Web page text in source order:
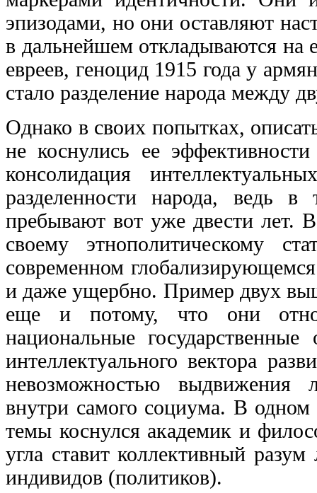
эпизодами, но они оставляют
в дальнейшем откладываются на
евреев, геноцид 1915 года у
стало разделение народа между
Однако в своих попытках,
не коснулись ее
консолидация
разделенности народа, ведь
пребывают вот уже двести лет.
своему этнополитическому
современном
и даже ущербно. Пример двух
еще и потому, что они
национальные
интеллектуального вектора
невозможностью выдвижения
внутри самого социума. В одном
темы коснулся академик и
угла ставит коллективный
индивидов (политиков).